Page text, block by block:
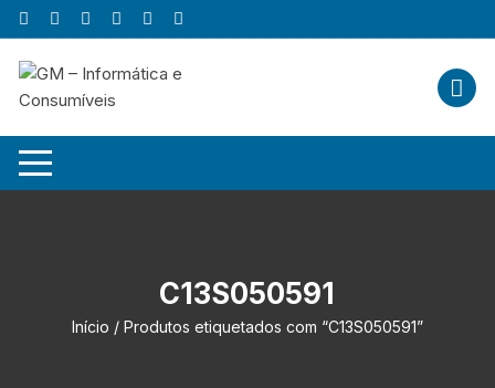
Skip
to
content
C13S050591
Início / Produtos etiquetados com “C13S050591”